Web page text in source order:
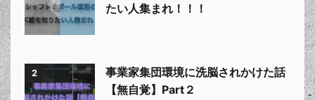
たい人集まれ！！！
2
事業家集団環境に洗脳されかけた話
【無自覚】Part２